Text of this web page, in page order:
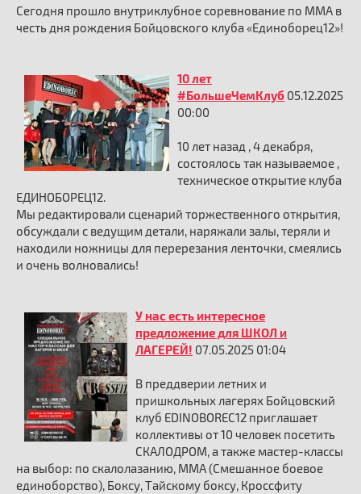
Сегодня прошло внутриклубное соревнование по ММА в
честь дня рождения Бойцовского клуба «Единоборец12»!
10 лет
#БольшеЧемКлуб 05.12.2025
00:00
10 лет назад , 4 декабря,
состоялось так называемое ,
техническое открытие клуба
ЕДИНОБОРЕЦ12.
Мы редактировали сценарий торжественного открытия,
обсуждали с ведущим детали, наряжали залы, теряли и
находили ножницы для перерезания ленточки, смеялись
и очень волновались!
У нас есть интересное
предложение для ШКОЛ и
ЛАГЕРЕЙ! 07.05.2025 01:04
В преддверии летних и
пришкольных лагерях Бойцовский
клуб EDINOBOREC12 приглашает
коллективы от 10 человек посетить
СКАЛОДРОМ, а также мастер-классы
на выбор: по скалолазанию, ММА (Смешанное боевое
единоборство), Боксу, Тайскому боксу, Кроссфиту